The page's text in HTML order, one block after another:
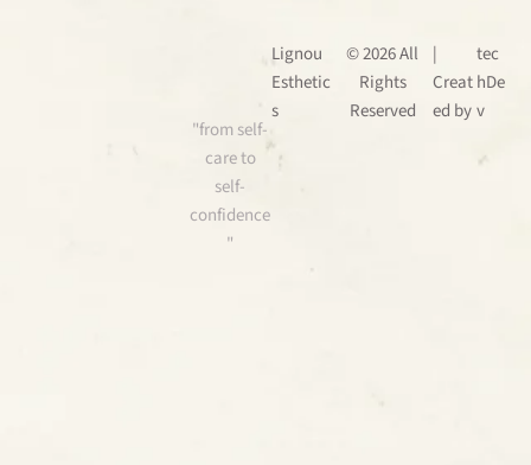
"from self-
care to
self-
confidence
"
Lignou
Esthetic
s
© 2026 All
Rights
Reserved
|
Creat
ed by
tec
hDe
v